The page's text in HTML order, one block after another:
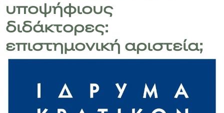
υποψήφιους
διδάκτορες:
επιστημονική αριστεία;